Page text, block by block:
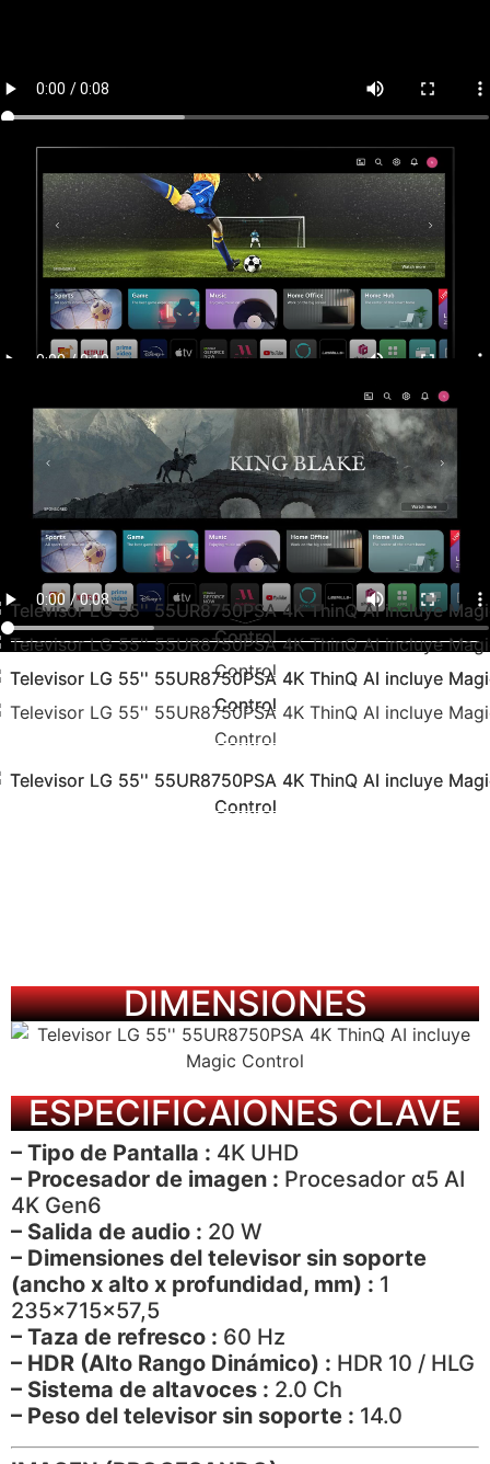
DIMENSIONES
ESPECIFICAIONES CLAVE
– Tipo de Pantalla : 4K UHD
– Procesador de imagen : Procesador α5 AI
4K Gen6
– Salida de audio : 20 W
– Dimensiones del televisor sin soporte
(ancho x alto x profundidad, mm) : 1
235x715x57,5
– Taza de refresco : 60 Hz
– HDR (Alto Rango Dinámico) : HDR 10 / HLG
– Sistema de altavoces : 2.0 Ch
– Peso del televisor sin soporte : 14.0